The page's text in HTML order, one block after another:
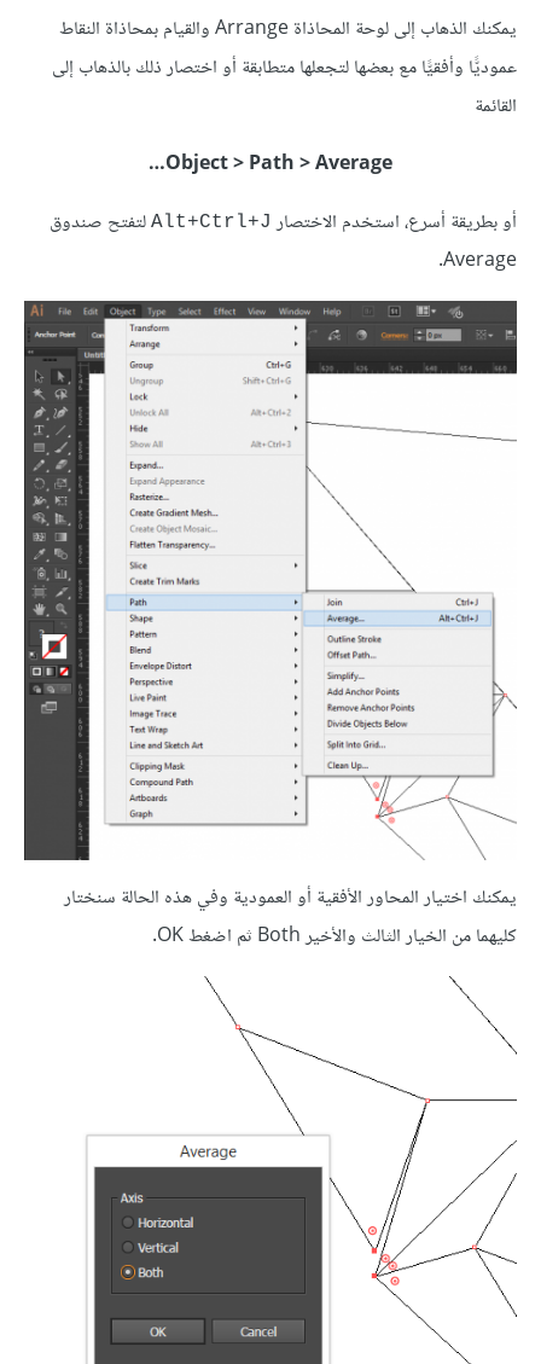
يمكنك الذهاب إلى لوحة المحاذاة Arrange والقيام بمحاذاة النقاط
عموديًّا وأفقيًّا مع بعضها لتجعلها متطابقة أو اختصار ذلك بالذهاب إلى
القائمة
Object > Path > Average…
أو بطريقة أسرع، استخدم الاختصار Alt+Ctrl+J لتفتح صندوق
Average.
يمكنك اختيار المحاور الأفقية أو العمودية وفي هذه الحالة سنختار
كليهما من الخيار الثالث والأخير Both ثم اضغط OK.